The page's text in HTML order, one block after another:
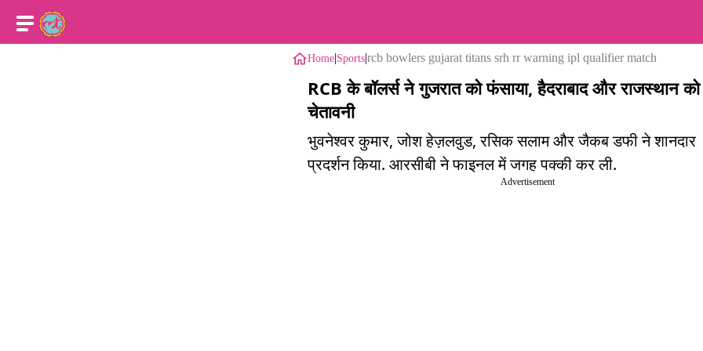
Home|Sports|rcb bowlers gujarat titans srh rr warning ipl qualifier match
RCB के बॉलर्स ने गुजरात को फंसाया, हैदराबाद और राजस्थान को
चेतावनी
भुवनेश्वर कुमार, जोश हेज़लवुड, रसिक सलाम और जैकब डफी ने शानदार
प्रदर्शन किया. आरसीबी ने फाइनल में जगह पक्की कर ली.
Advertisement